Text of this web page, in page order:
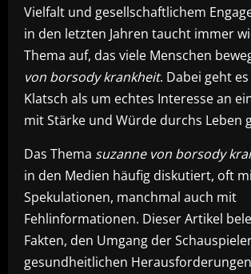
Vielfalt und gesellschaftlichem
in den letzten Jahren taucht immer
Thema auf, das viele Menschen
von borsody krankheit. Dabei geht
Klatsch als um echtes Interesse an
mit Stärke und Würde durchs Leben
Das Thema suzanne von borsody
in den Medien häufig diskutiert, oft
Spekulationen, manchmal auch mit
Fehlinformationen. Dieser Artikel
Fakten, den Umgang der
gesundheitlichen